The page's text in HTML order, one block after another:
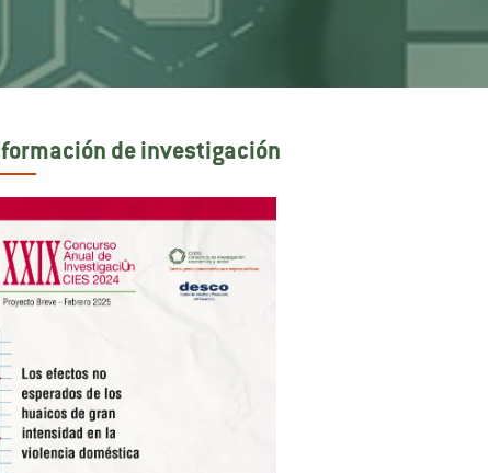
de investigación